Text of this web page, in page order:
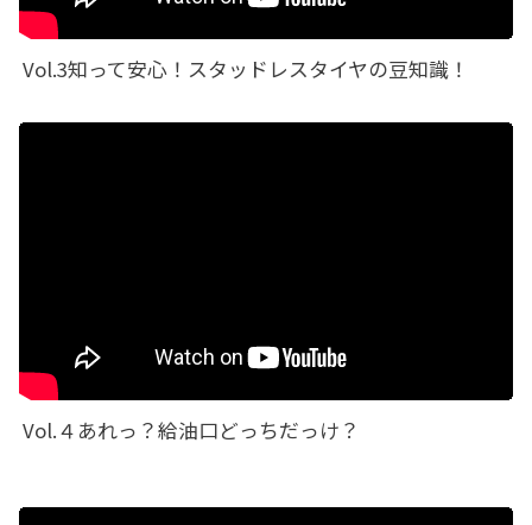
Vol.3知って安心！スタッドレスタイヤの豆知識！
Vol.４あれっ？給油口どっちだっけ？